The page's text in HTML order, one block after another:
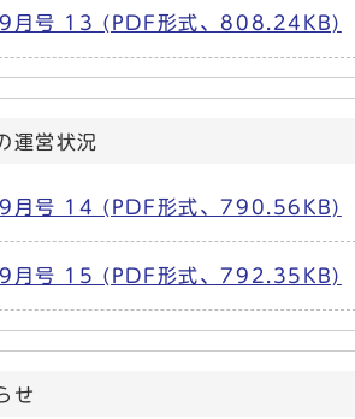
月号 13 (PDF形式、808.24KB)
運営状況
月号 14 (PDF形式、790.56KB)
月号 15 (PDF形式、792.35KB)
せ